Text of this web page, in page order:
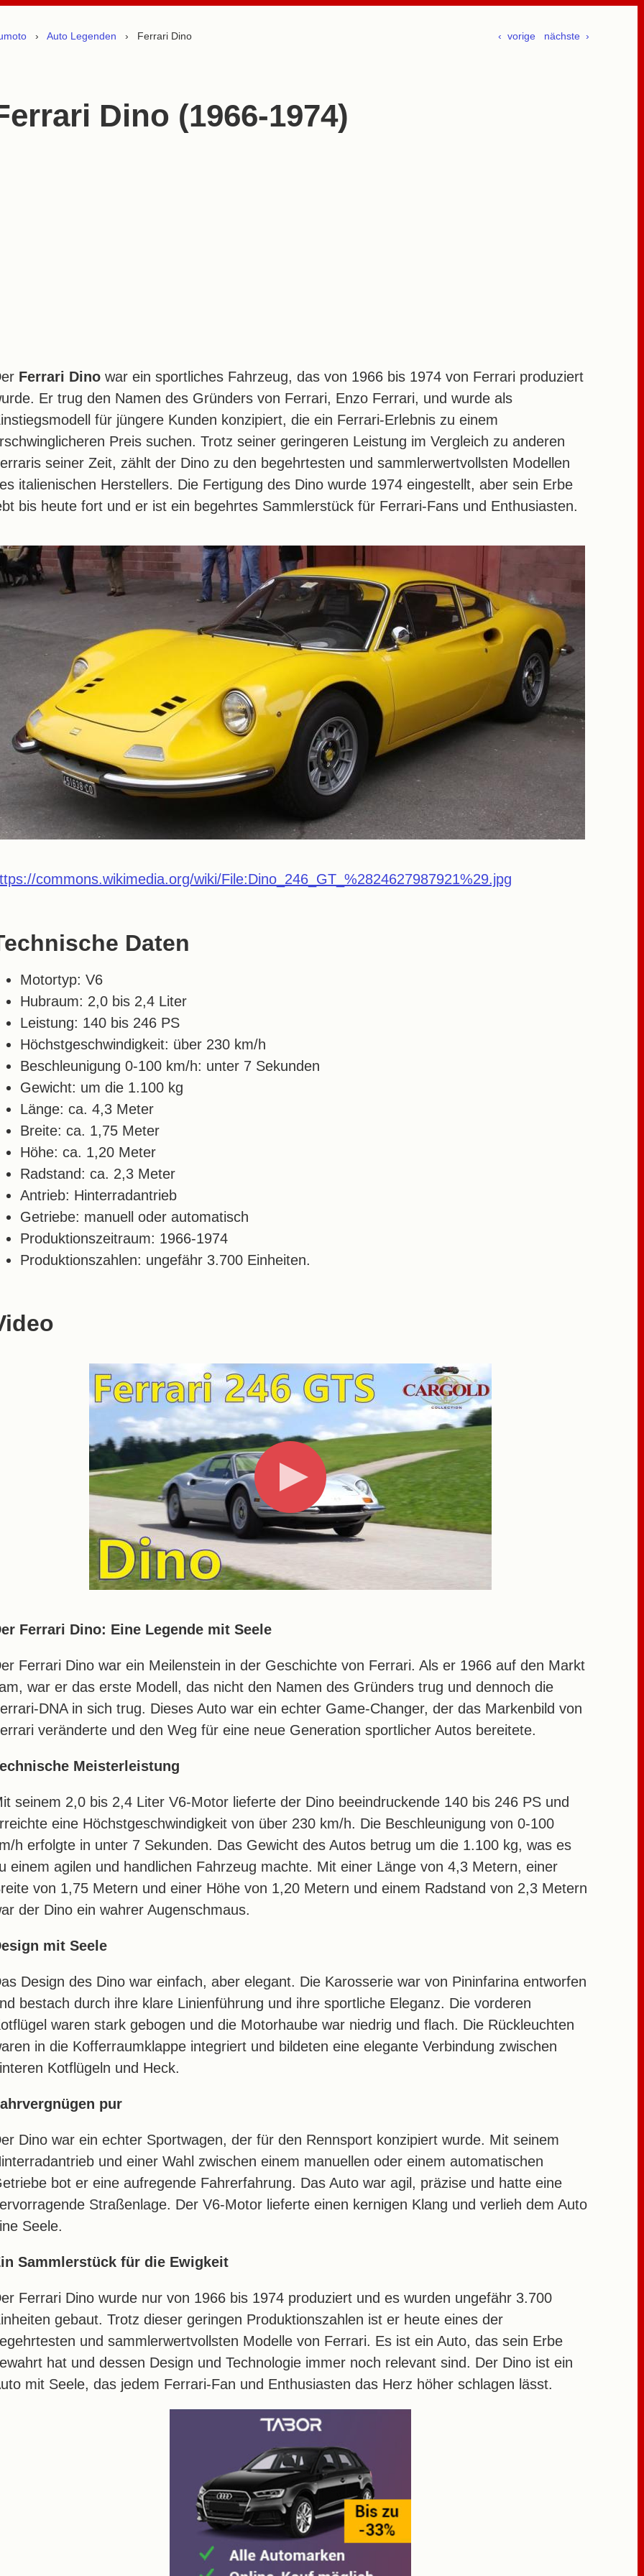
› Auto Legenden › Ferrari Dino ‹ vorige nächste ›
Dino (1966-1974)
Ferrari Dino war ein sportliches Fahrzeug, das von 1966 bis 1974 von Ferrari produziert
Er trug den Namen des Gründers von Ferrari, Enzo Ferrari, und wurde als
für jüngere Kunden konzipiert, die ein Ferrari-Erlebnis zu einem
Preis suchen. Trotz seiner geringeren Leistung im Vergleich zu anderen
seiner Zeit, zählt der Dino zu den begehrtesten und sammlerwertvollsten Modellen
italienischen Herstellers. Die Fertigung des Dino wurde 1974 eingestellt, aber sein Erbe
bis heute fort und er ist ein begehrtes Sammlerstück für Ferrari-Fans und Enthusiasten.
commons.wikimedia.org/wiki/File:Dino_246_GT_%2824627987921%29.jpg
Daten
Motortyp: V6
Hubraum: 2,0 bis 2,4 Liter
Leistung: 140 bis 246 PS
Höchstgeschwindigkeit: über 230 km/h
Beschleunigung 0-100 km/h: unter 7 Sekunden
Gewicht: um die 1.100 kg
Länge: ca. 4,3 Meter
Breite: ca. 1,75 Meter
Höhe: ca. 1,20 Meter
Radstand: ca. 2,3 Meter
Antrieb: Hinterradantrieb
Getriebe: manuell oder automatisch
Produktionszeitraum: 1966-1974
Produktionszahlen: ungefähr 3.700 Einheiten.
Ferrari Dino: Eine Legende mit Seele
Ferrari Dino war ein Meilenstein in der Geschichte von Ferrari. Als er 1966 auf den Markt
war er das erste Modell, das nicht den Namen des Gründers trug und dennoch die
DNA in sich trug. Dieses Auto war ein echter Game-Changer, der das Markenbild von
veränderte und den Weg für eine neue Generation sportlicher Autos bereitete.
Meisterleistung
seinem 2,0 bis 2,4 Liter V6-Motor lieferte der Dino beeindruckende 140 bis 246 PS und
eine Höchstgeschwindigkeit von über 230 km/h. Die Beschleunigung von 0-100
h erfolgte in unter 7 Sekunden. Das Gewicht des Autos betrug um die 1.100 kg, was es
einem agilen und handlichen Fahrzeug machte. Mit einer Länge von 4,3 Metern, einer
von 1,75 Metern und einer Höhe von 1,20 Metern und einem Radstand von 2,3 Metern
der Dino ein wahrer Augenschmaus.
mit Seele
Design des Dino war einfach, aber elegant. Die Karosserie war von Pininfarina entworfen
bestach durch ihre klare Linienführung und ihre sportliche Eleganz. Die vorderen
waren stark gebogen und die Motorhaube war niedrig und flach. Die Rückleuchten
in die Kofferraumklappe integriert und bildeten eine elegante Verbindung zwischen
Kotflügeln und Heck.
pur
Dino war ein echter Sportwagen, der für den Rennsport konzipiert wurde. Mit seinem
und einer Wahl zwischen einem manuellen oder einem automatischen
bot er eine aufregende Fahrerfahrung. Das Auto war agil, präzise und hatte eine
Straßenlage. Der V6-Motor lieferte einen kernigen Klang und verlieh dem Auto
Seele.
Sammlerstück für die Ewigkeit
Ferrari Dino wurde nur von 1966 bis 1974 produziert und es wurden ungefähr 3.700
gebaut. Trotz dieser geringen Produktionszahlen ist er heute eines der
und sammlerwertvollsten Modelle von Ferrari. Es ist ein Auto, das sein Erbe
hat und dessen Design und Technologie immer noch relevant sind. Der Dino ist ein
mit Seele, das jedem Ferrari-Fan und Enthusiasten das Herz höher schlagen lässt.